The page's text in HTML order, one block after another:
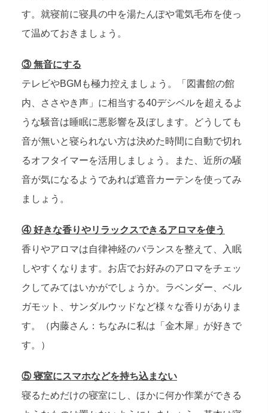
す。就寝前に寝具の中を湯たんぽや電気毛布を使っ
て温めておきましょう。
③ 無音にする
テレビやBGMも極力控えましょう。「図書館の館
内、ささやき声」に相当する40デシベルを超えるよ
うな騒音は睡眠に悪影響を及ぼします。どうしても
音が無いと寝られない方は決めた時間に自動で切れ
るオフタイマーを活用しましょう。また、近所の騒
音が気になるようであれば遮音カーテンを使ってみ
ましょう。
④ 好きな香りやリラックスできるアロマを使う
香りやアロマは自律神経のバランスを整えて、入眠
しやすくなります。お店でお好みのアロマをチェッ
クしてみてはいかがでしょうか。ラベンダー、ベル
ガモット、サンダルウッドなど様々な香りがありま
す。（内藤さん：ちなみに私は「金木犀」が好きで
す。）
⑤ 寝室にスマホなどを持ち込まない
寝るためだけの寝室にし、ほかに何か作業ができる